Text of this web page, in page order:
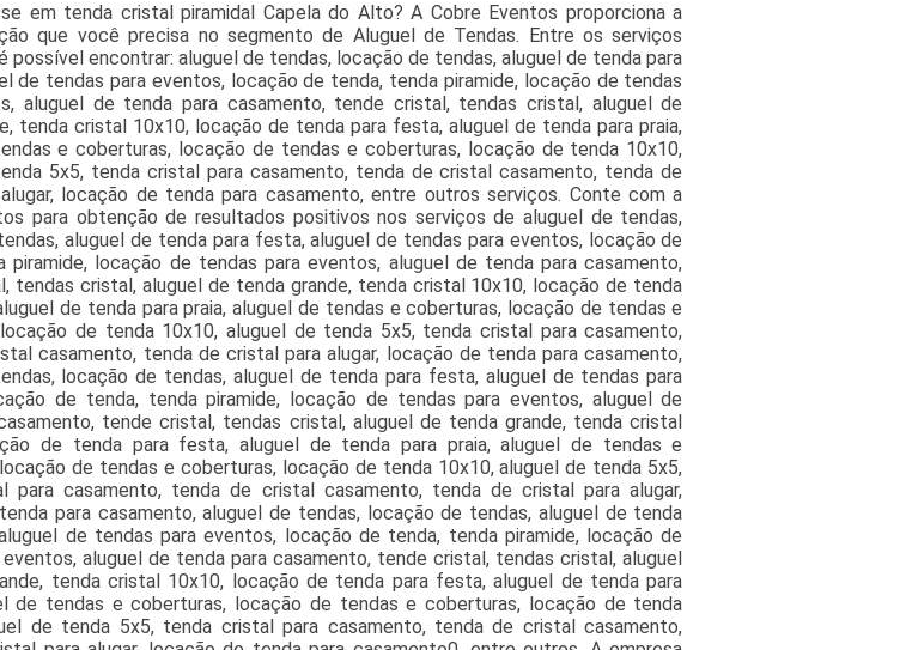
em tenda cristal piramidal Capela do Alto? A Cobre Eventos proporciona a
que você precisa no segmento de Aluguel de Tendas. Entre os serviços
possível encontrar: aluguel de tendas, locação de tendas, aluguel de tenda para
de tendas para eventos, locação de tenda, tenda piramide, locação de tendas
aluguel de tenda para casamento, tende cristal, tendas cristal, aluguel de
tenda cristal 10x10, locação de tenda para festa, aluguel de tenda para praia,
e coberturas, locação de tendas e coberturas, locação de tenda 10x10,
5x5, tenda cristal para casamento, tenda de cristal casamento, tenda de
locação de tenda para casamento, entre outros serviços. Conte com a
para obtenção de resultados positivos nos serviços de aluguel de tendas,
aluguel de tenda para festa, aluguel de tendas para eventos, locação de
piramide, locação de tendas para eventos, aluguel de tenda para casamento,
tendas cristal, aluguel de tenda grande, tenda cristal 10x10, locação de tenda
de tenda para praia, aluguel de tendas e coberturas, locação de tendas e
de tenda 10x10, aluguel de tenda 5x5, tenda cristal para casamento,
casamento, tenda de cristal para alugar, locação de tenda para casamento,
locação de tendas, aluguel de tenda para festa, aluguel de tendas para
de tenda, tenda piramide, locação de tendas para eventos, aluguel de
tende cristal, tendas cristal, aluguel de tenda grande, tenda cristal
de tenda para festa, aluguel de tenda para praia, aluguel de tendas e
de tendas e coberturas, locação de tenda 10x10, aluguel de tenda 5x5,
para casamento, tenda de cristal casamento, tenda de cristal para alugar,
para casamento, aluguel de tendas, locação de tendas, aluguel de tenda
de tendas para eventos, locação de tenda, tenda piramide, locação de
aluguel de tenda para casamento, tende cristal, tendas cristal, aluguel
tenda cristal 10x10, locação de tenda para festa, aluguel de tenda para
de tendas e coberturas, locação de tendas e coberturas, locação de tenda
de tenda 5x5, tenda cristal para casamento, tenda de cristal casamento,